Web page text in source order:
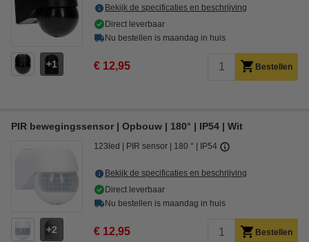
1
Bekijk de specificaties en beschrijving
Direct leverbaar
Nu bestellen is maandag in huis
€ 12,95 Bestellen
PIR bewegingssensor | Opbouw | 180° | IP54 | Wit
2
123led PIR sensor 180 ° IP54
Bekijk de specificaties en beschrijving
Direct leverbaar
Nu bestellen is maandag in huis
€ 12,95 Bestellen